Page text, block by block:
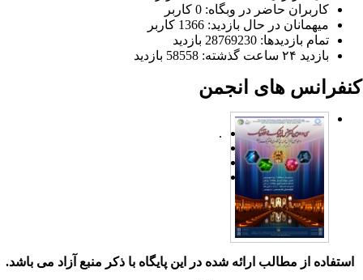
کاربران حاضر در وبگاه: 0 کاربر
میهمانان در حال بازدید: 1366 کاربر
تمام بازدید‌ها: 28769230 بازدید
بازدید ۲۴ ساعت گذشته: 58558 بازدید
های انجمن
.
استفاده از مطالب ارائه شده در این پایگاه با ذکر منبع آزاد می باشد.